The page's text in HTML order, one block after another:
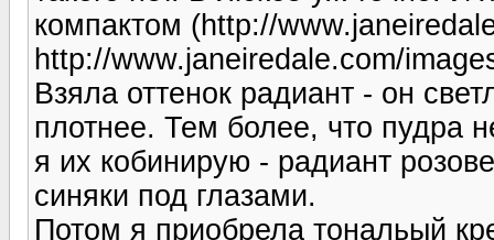
компактом (http://
http://www.janeiredale.com/
Взяла оттенок радиант - он
плотнее. Тем более, что пудра
я их кобинирую - радиант
синяки под глазами.
Потом я приобрела тональый